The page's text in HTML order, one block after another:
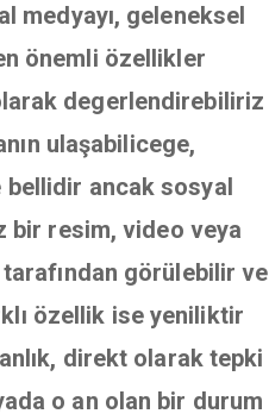
medyayı, geleneksel
önemli özellikler
degerlendirebiliriz
ulaşabilicege,
ancak sosyal
bir resim, video veya
görülebilir ve
özellik ise yeniliktir
direkt olarak tepki
o an olan bir durum